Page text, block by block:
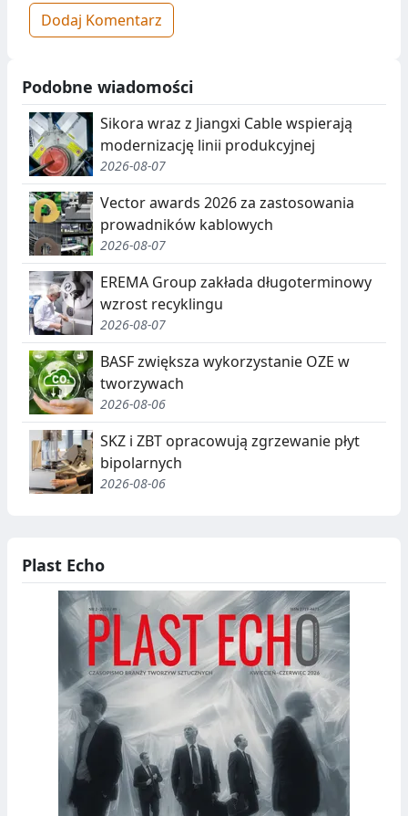
Dodaj Komentarz
Podobne wiadomości
Sikora wraz z Jiangxi Cable wspierają
modernizację linii produkcyjnej
2026-08-07
Vector awards 2026 za zastosowania
prowadników kablowych
2026-08-07
EREMA Group zakłada długoterminowy
wzrost recyklingu
2026-08-07
BASF zwiększa wykorzystanie OZE w
tworzywach
2026-08-06
SKZ i ZBT opracowują zgrzewanie płyt
bipolarnych
2026-08-06
Plast Echo